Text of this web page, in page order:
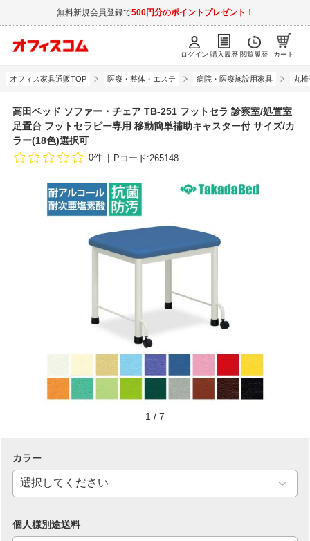
無料新規会員登録で500円分のポイントプレゼント！
ログイン 購入履歴 閲覧履歴 カート
オフィス家具通販TOP 医療・整体・エステ 病院・医療施設用家具 丸
高田ベッド ソファー・チェア TB-251 フットセラ 診察室/処置室
足置台 フットセラピー専用 移動簡単補助キャスター付 サイズ/カ
ラー(18色)選択可
0件 Pコード:265148
1 / 7
カラー
個人様別途送料